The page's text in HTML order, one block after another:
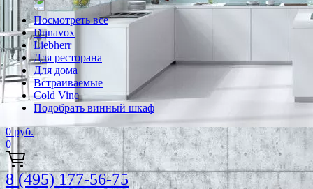
Посмотреть все
Dunavox
Liebherr
Для ресторана
Для дома
Встраиваемые
Cold Vine
Подобрать винный шкаф
0 руб.
0
8 (495) 177-56-75